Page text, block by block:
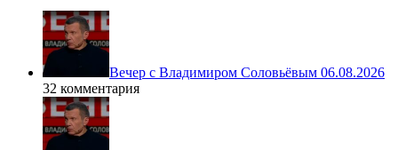
Вечер с Владимиром Соловьёвым 06.08.2026
32 комментария